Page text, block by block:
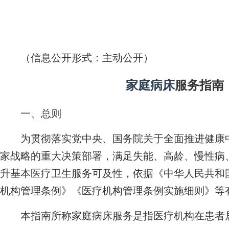
（信息公开形式：主动公开）
家庭病床服务指南
一、总则
为贯彻落实党中央、国务院关于全面推进健康
家战略的重大决策部署，满足失能、高龄、慢性
升基本医疗卫生服务可及性，依据《中华人民共
机构管理条例》《医疗机构管理条例实施细则》
本指南所称家庭病床服务是指医疗机构在患者